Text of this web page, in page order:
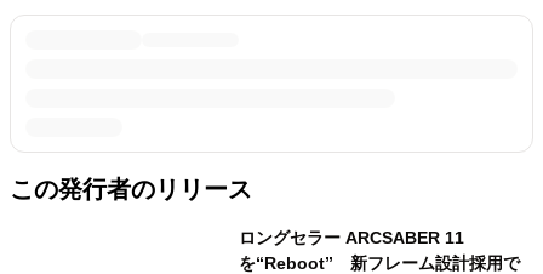
この発行者のリリース
ロングセラー ARCSABER 11
を“Reboot” 新フレーム設計採用で